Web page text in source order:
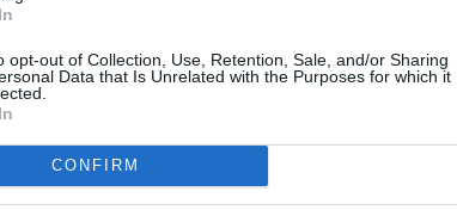
opt-out of Collection, Use, Retention, Sale, and/or Sharing
Data that Is Unrelated with the Purposes for which it
CONFIRM
c’est impossible! Vous aussi vous